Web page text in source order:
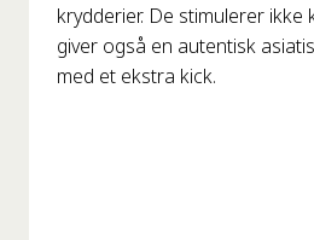
krydderier. De stimulerer ikke
giver også en autentisk
med et ekstra kick.